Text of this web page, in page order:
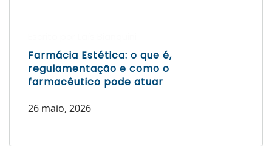
Farmácia Estética: o que é,
regulamentação e como o
farmacêutico pode atuar
26 maio, 2026